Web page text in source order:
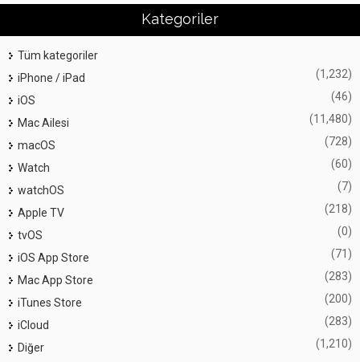
Kategoriler
Tüm kategoriler
iPhone / iPad
(1,232)
iOS (46)
Mac Ailesi (11,480)
macOS (728)
Watch (60)
watchOS (7)
Apple TV (218)
tvOS (0)
iOS App Store (71)
Mac App Store (283)
iTunes Store (200)
iCloud (283)
Diğer (1,210)